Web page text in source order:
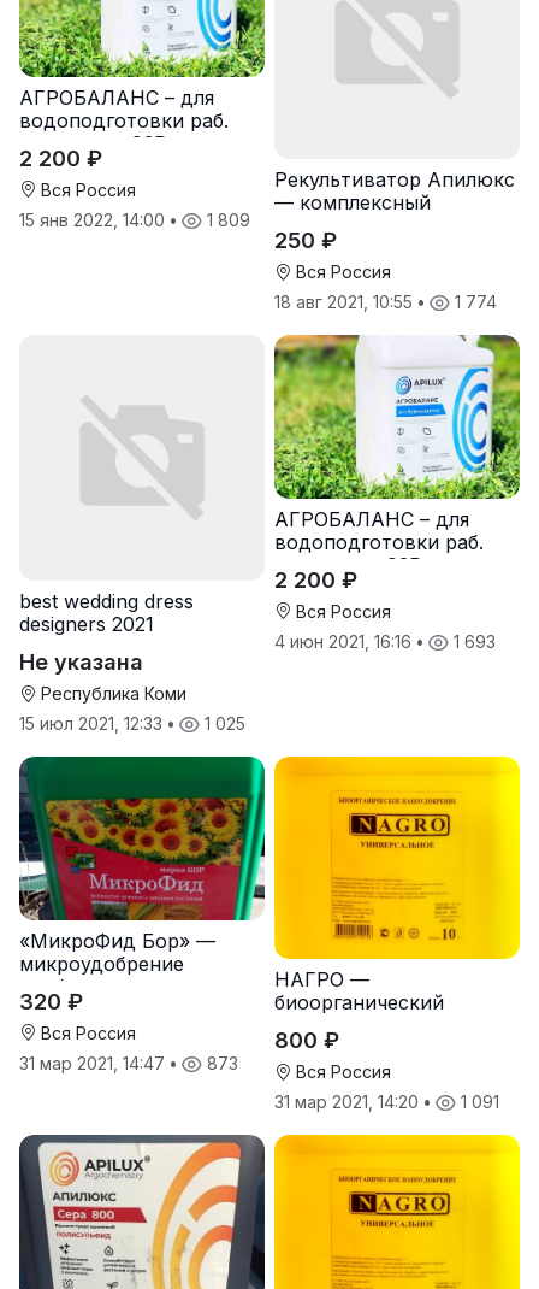
АГРОБАЛАНС – для
водоподготовки раб.
растворов СЗР
(определитель и
регулятор кислотности и
жесткости
2 200 ₽
Вся Россия
15 янв 2022, 14:00 • 1 809
Рекультиватор Апилюкс
— комплексный
восстановления
плодородия почвы
250 ₽
Вся Россия
18 авг 2021, 10:55 • 1 774
best wedding dress
designers 2021
Не указана
Республика Коми
15 июл 2021, 12:33 • 1 025
АГРОБАЛАНС – для
водоподготовки раб.
растворов СЗР
(определитель и
регулятор кислотности и
жесткости рабочего
раствора +диспергатор
2 200 ₽
Вся Россия
4 июн 2021, 16:16 • 1 693
«МикроФид Бор» —
микроудобрение
необходимое для
подсолнечника и
зернобобовых
320 ₽
Вся Россия
31 мар 2021, 14:47 • 873
НАГРО —
биоорганический
реанимации озимых
(удобрение +
инсектицид +
иммуномодулятор +
фунгицид).
800 ₽
Вся Россия
31 мар 2021, 14:20 • 1 091